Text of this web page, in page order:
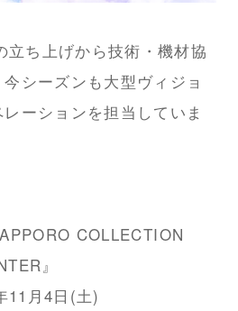
立ち上げから技術・機材協
シーズンも大型ヴィジョ
ーションを担当していま
COLLECTION
』
11月4日(土)